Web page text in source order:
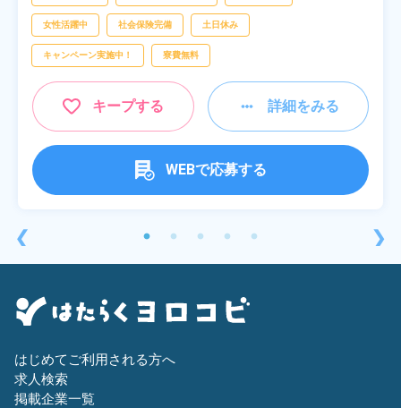
❮
女性活躍中 社会保険完備 土日休み
キャンペーン実施中！ 寮費無料
キープする 詳細をみる
WEBで応募する
❯
はじめてご利用される方へ
求人検索
掲載企業一覧